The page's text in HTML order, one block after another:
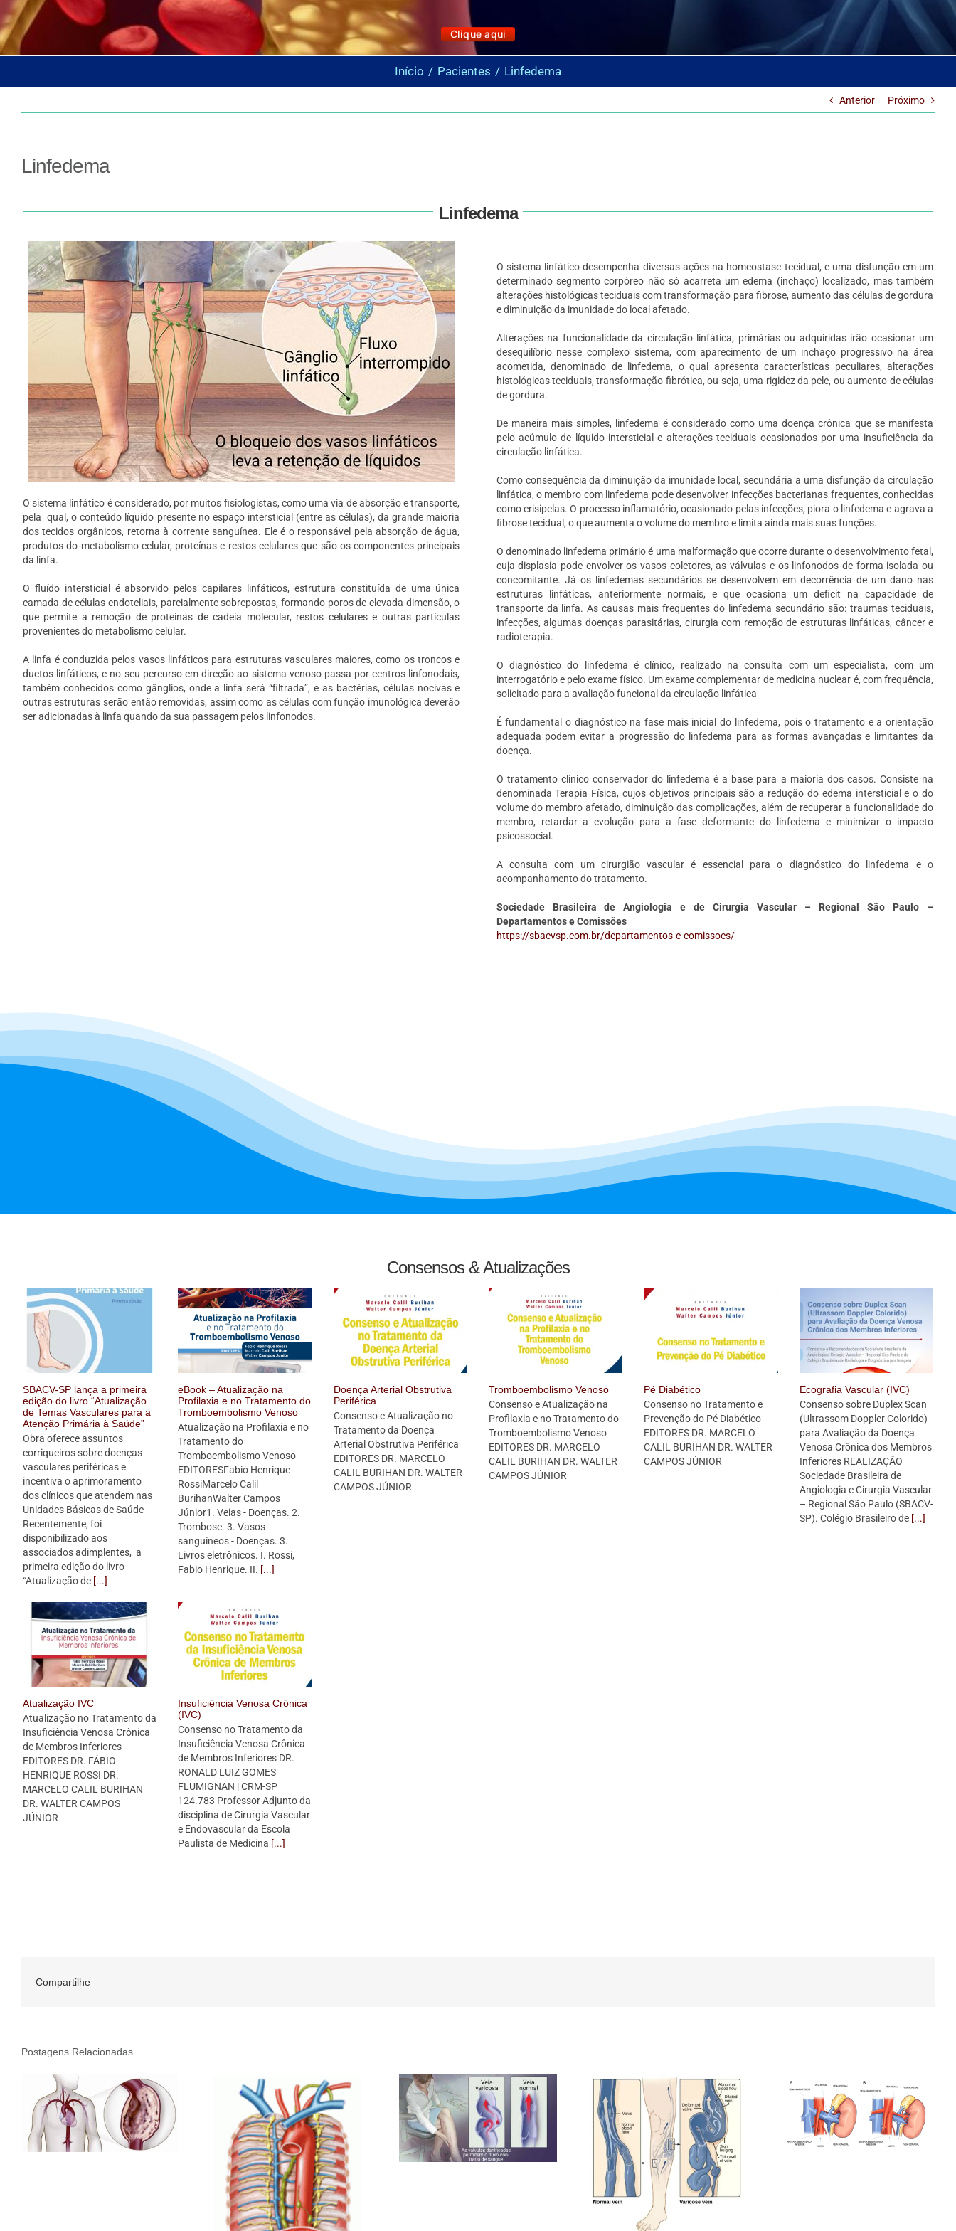
Clique aqui
Início Pacientes Linfedema
Anterior Próximo
Linfedema
Linfedema
O sistema linfático é considerado, por muitos fisiologistas, como uma via de absorção e transporte,
pela qual, o conteúdo líquido presente no espaço intersticial (entre as células), da grande maioria
dos tecidos orgânicos, retorna à corrente sanguínea. Ele é o responsável pela absorção de água,
produtos do metabolismo celular, proteínas e restos celulares que são os componentes principais
da linfa.
O fluído intersticial é absorvido pelos capilares linfáticos, estrutura constituída de uma única
camada de células endoteliais, parcialmente sobrepostas, formando poros de elevada dimensão, o
que permite a remoção de proteínas de cadeia molecular, restos celulares e outras partículas
provenientes do metabolismo celular.
A linfa é conduzida pelos vasos linfáticos para estruturas vasculares maiores, como os troncos e
ductos linfáticos, e no seu percurso em direção ao sistema venoso passa por centros linfonodais,
também conhecidos como gânglios, onde a linfa será “filtrada”, e as bactérias, células nocivas e
outras estruturas serão então removidas, assim como as células com função imunológica deverão
ser adicionadas à linfa quando da sua passagem pelos linfonodos.
O sistema linfático desempenha diversas ações na homeostase tecidual, e uma disfunção em um
determinado segmento corpóreo não só acarreta um edema (inchaço) localizado, mas também
alterações histológicas teciduais com transformação para fibrose, aumento das células de gordura
e diminuição da imunidade do local afetado.
Alterações na funcionalidade da circulação linfática, primárias ou adquiridas irão ocasionar um
desequilíbrio nesse complexo sistema, com aparecimento de um inchaço progressivo na área
acometida, denominado de linfedema, o qual apresenta características peculiares, alterações
histológicas teciduais, transformação fibrótica, ou seja, uma rigidez da pele, ou aumento de células
de gordura.
De maneira mais simples, linfedema é considerado como uma doença crônica que se manifesta
pelo acúmulo de líquido intersticial e alterações teciduais ocasionados por uma insuficiência da
circulação linfática.
Como consequência da diminuição da imunidade local, secundária a uma disfunção da circulação
linfática, o membro com linfedema pode desenvolver infecções bacterianas frequentes, conhecidas
como erisipelas. O processo inflamatório, ocasionado pelas infecções, piora o linfedema e agrava a
fibrose tecidual, o que aumenta o volume do membro e limita ainda mais suas funções.
O denominado linfedema primário é uma malformação que ocorre durante o desenvolvimento fetal,
cuja displasia pode envolver os vasos coletores, as válvulas e os linfonodos de forma isolada ou
concomitante. Já os linfedemas secundários se desenvolvem em decorrência de um dano nas
estruturas linfáticas, anteriormente normais, e que ocasiona um deficit na capacidade de
transporte da linfa. As causas mais frequentes do linfedema secundário são: traumas teciduais,
infecções, algumas doenças parasitárias, cirurgia com remoção de estruturas linfáticas, câncer e
radioterapia.
O diagnóstico do linfedema é clínico, realizado na consulta com um especialista, com um
interrogatório e pelo exame físico. Um exame complementar de medicina nuclear é, com frequência,
solicitado para a avaliação funcional da circulação linfática
É fundamental o diagnóstico na fase mais inicial do linfedema, pois o tratamento e a orientação
adequada podem evitar a progressão do linfedema para as formas avançadas e limitantes da
doença.
O tratamento clínico conservador do linfedema é a base para a maioria dos casos. Consiste na
denominada Terapia Física, cujos objetivos principais são a redução do edema intersticial e o do
volume do membro afetado, diminuição das complicações, além de recuperar a funcionalidade do
membro, retardar a evolução para a fase deformante do linfedema e minimizar o impacto
psicossocial.
A consulta com um cirurgião vascular é essencial para o diagnóstico do linfedema e o
acompanhamento do tratamento.
Sociedade Brasileira de Angiologia e de Cirurgia Vascular – Regional São Paulo –
Departamentos e Comissões
https://sbacvsp.com.br/departamentos-e-comissoes/
Consensos & Atualizações
SBACV-SP lança a primeira
edição do livro “Atualização
de Temas Vasculares para a
Atenção Primária à Saúde”
Obra oferece assuntos
corriqueiros sobre doenças
vasculares periféricas e
incentiva o aprimoramento
dos clínicos que atendem nas
Unidades Básicas de Saúde
Recentemente, foi
disponibilizado aos
associados adimplentes, a
primeira edição do livro
“Atualização de[...]
eBook – Atualização na
Profilaxia e no Tratamento do
Tromboembolismo Venoso
Atualização na Profilaxia e no
Tratamento do
Tromboembolismo Venoso
EDITORESFabio Henrique
RossiMarcelo Calil
BurihanWalter Campos
Júnior1. Veias - Doenças. 2.
Trombose. 3. Vasos
sanguíneos - Doenças. 3.
Livros eletrônicos. I. Rossi,
Fabio Henrique. II. [...]
Doença Arterial Obstrutiva
Periférica
Consenso e Atualização no
Tratamento da Doença
Arterial Obstrutiva Periférica
EDITORES DR. MARCELO
CALIL BURIHAN DR. WALTER
CAMPOS JÚNIOR
Tromboembolismo Venoso
Consenso e Atualização na
Profilaxia e no Tratamento do
Tromboembolismo Venoso
EDITORES DR. MARCELO
CALIL BURIHAN DR. WALTER
CAMPOS JÚNIOR
Pé Diabético
Consenso no Tratamento e
Prevenção do Pé Diabético
EDITORES DR. MARCELO
CALIL BURIHAN DR. WALTER
CAMPOS JÚNIOR
Ecografia Vascular (IVC)
Consenso sobre Duplex Scan
(Ultrassom Doppler Colorido)
para Avaliação da Doença
Venosa Crônica dos Membros
Inferiores REALIZAÇÃO
Sociedade Brasileira de
Angiologia e Cirurgia Vascular
– Regional São Paulo (SBACV-
SP). Colégio Brasileiro de[...]
Atualização IVC
Atualização no Tratamento da
Insuficiência Venosa Crônica
de Membros Inferiores
EDITORES DR. FÁBIO
HENRIQUE ROSSI DR.
MARCELO CALIL BURIHAN
DR. WALTER CAMPOS
JÚNIOR
Insuficiência Venosa Crônica
(IVC)
Consenso no Tratamento da
Insuficiência Venosa Crônica
de Membros Inferiores DR.
RONALD LUIZ GOMES
FLUMIGNAN | CRM-SP
124.783 Professor Adjunto da
disciplina de Cirurgia Vascular
e Endovascular da Escola
Paulista de Medicina [...]
Compartilhe
Postagens Relacionadas